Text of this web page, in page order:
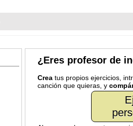
¿Eres profesor de
Creatus propios ejercicios,
canción que quieras, y